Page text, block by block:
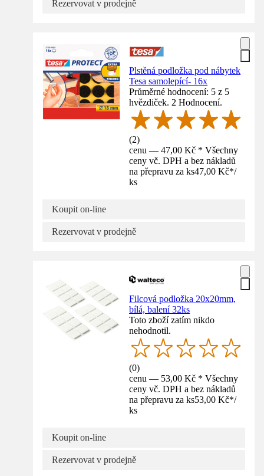
Rezervovat v prodejně
Plstěná podložka pod nábytek
Tesa samolepící- 16x
Průměrné hodnocení: 5 z 5
hvězdiček. 2 Hodnocení.
(2)
cenu — 47,00 Kč * Všechny
ceny vč. DPH a bez nákladů
na přepravu za ks47,00 Kč*/
ks
Koupit on-line
Rezervovat v prodejně
Filcová podložka 20x20mm,
bílá, balení 32ks
Toto zboží zatím nikdo
nehodnotil.
(0)
cenu — 53,00 Kč * Všechny
ceny vč. DPH a bez nákladů
na přepravu za ks53,00 Kč*/
ks
Koupit on-line
Rezervovat v prodejně